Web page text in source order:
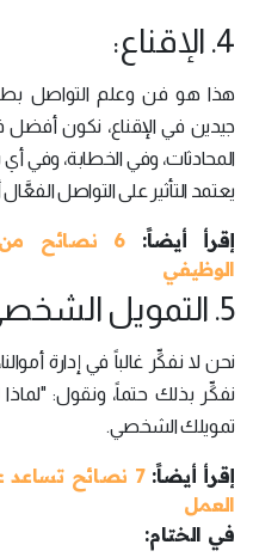
4. الإقناع:
هذا هو فن وعلم التواصل
جيدين في الإقناع، نكون أفضل
المحادثات، وفي الخطابة، وفي
يعتمد التأثير على التواصل
إقرأ أيضاً:
6 نصائح
الوظيفي
5. التمويل الشخصي:
نحن لا نفكِّر غالباً في إدارة
نفكِّر بذلك حتماً، ونقول:
تمويلك الشخصي.
إقرأ أيضاً:
7 نصائح
العمل
في الختام: